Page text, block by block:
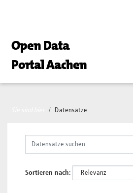
Open Data
Portal Aachen
Datensätze
Sortieren nach